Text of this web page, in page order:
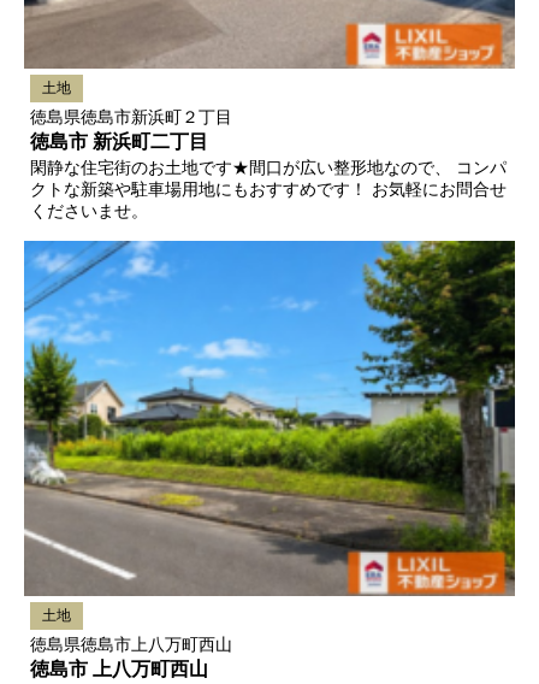
土地
徳島県徳島市新浜町２丁目
徳島市 新浜町二丁目
閑静な住宅街のお土地です★間口が広い整形地なので、 コンパ
クトな新築や駐車場用地にもおすすめです！ お気軽にお問合せ
くださいませ。
土地
徳島県徳島市上八万町西山
徳島市 上八万町西山